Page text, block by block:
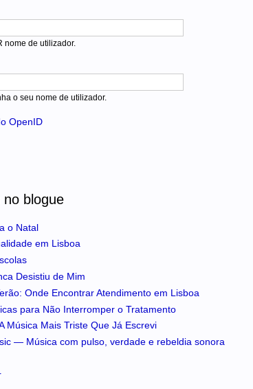
nome de utilizador.
o seu nome de utilizador.
OpenID
blogue
o Natal
em Lisboa
Desistiu de Mim
Onde Encontrar Atendimento em Lisboa
para Não Interromper o Tratamento
Música Mais Triste Que Já Escrevi
— Música com pulso, verdade e rebeldia sonora